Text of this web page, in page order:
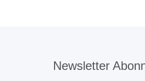
Newsletter